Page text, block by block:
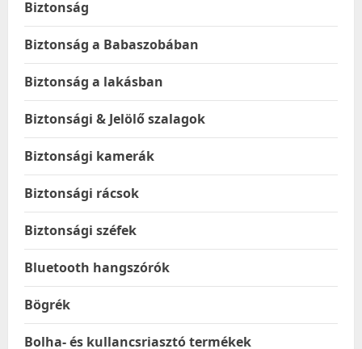
Biztonság
Biztonság a Babaszobában
Biztonság a lakásban
Biztonsági & Jelölő szalagok
Biztonsági kamerák
Biztonsági rácsok
Biztonsági széfek
Bluetooth hangszórók
Bögrék
Bolha- és kullancsriasztó termékek